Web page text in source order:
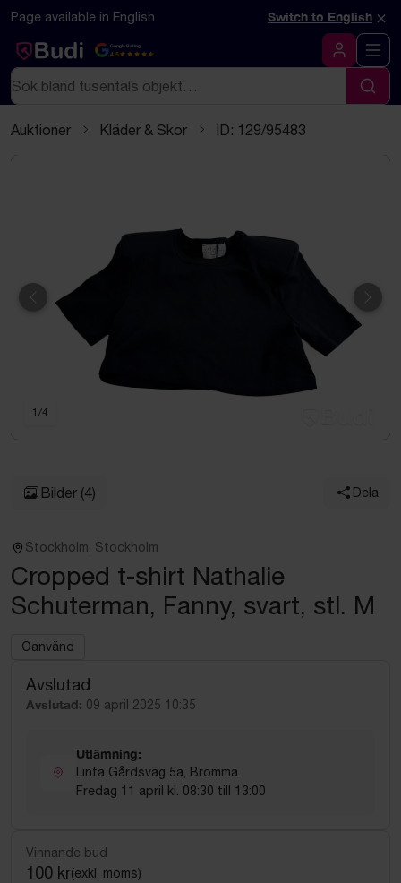
Hoppa till innehåll
Textbaserad (markdown) version av denna sida
Page available in English Switch to English ×
Google Rating
4.5
Logga in
Sök
Sök
Auktioner Kläder & Skor ID: 129/95483
Föregående
1 /4
Bilder (4) Dela
Stockholm, Stockholm
Cropped t-shirt Nathalie
Schuterman, Fanny, svart, stl. M
Oanvänd
Avslutad
Avslutad: 09 april 2025 10:35
Utlämning:
Linta Gårdsväg 5a, Bromma
Fredag 11 april kl. 08:30 till 13:00
Vinnande bud
100 kr(exkl. moms)